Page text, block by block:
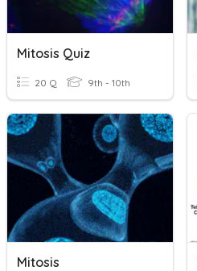
Mitosis Quiz
20 Q 9th - 10th
Mitosis